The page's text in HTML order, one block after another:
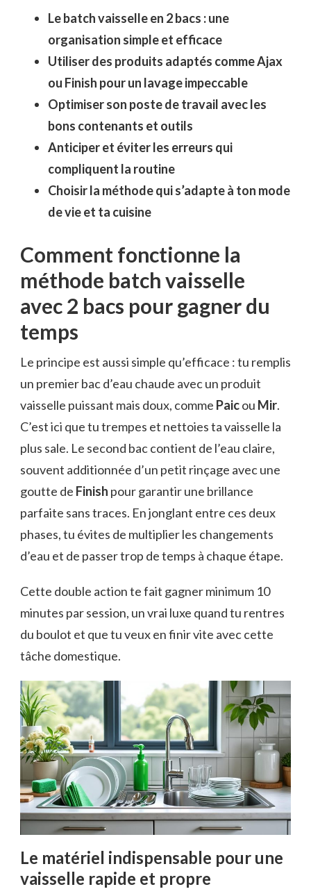
Le batch vaisselle en 2 bacs : une
organisation simple et efficace
Utiliser des produits adaptés comme Ajax
ou Finish pour un lavage impeccable
Optimiser son poste de travail avec les
bons contenants et outils
Anticiper et éviter les erreurs qui
compliquent la routine
Choisir la méthode qui s’adapte à ton mode
de vie et ta cuisine
Comment fonctionne la
méthode batch vaisselle
avec 2 bacs pour gagner du
temps
Le principe est aussi simple qu’efficace : tu remplis
un premier bac d’eau chaude avec un produit
vaisselle puissant mais doux, comme Paicou Mir.
C’est ici que tu trempes et nettoies ta vaisselle la
plus sale. Le second bac contient de l’eau claire,
souvent additionnée d’un petit rinçage avec une
goutte de Finish pour garantir une brillance
parfaite sans traces. En jonglant entre ces deux
phases, tu évites de multiplier les changements
d’eau et de passer trop de temps à chaque étape.
Cette double action te fait gagner minimum 10
minutes par session, un vrai luxe quand tu rentres
du boulot et que tu veux en finir vite avec cette
tâche domestique.
Le matériel indispensable pour une
vaisselle rapide et propre